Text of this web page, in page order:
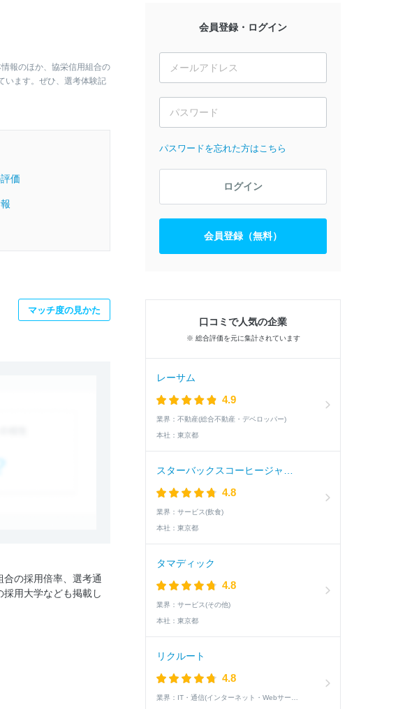
報のほか、協栄信用組合の
います。ぜひ、選考体験記
価
マッチ度の見かた
の採用倍率、選考通
用大学なども掲載し
会員登録・ログイン
パスワードを忘れた方はこちら
ログイン
会員登録（無料）
口コミで人気の企業
※ 総合評価を元に集計されています
レーサム
4.9
業界： 不動産(総合不動産・デベロッパー)
本社： 東京都
4.8
業界： サービス(飲食)
本社： 東京都
タマディック
4.8
業界： サービス(その他)
本社： 東京都
リクルート
4.8
業界：